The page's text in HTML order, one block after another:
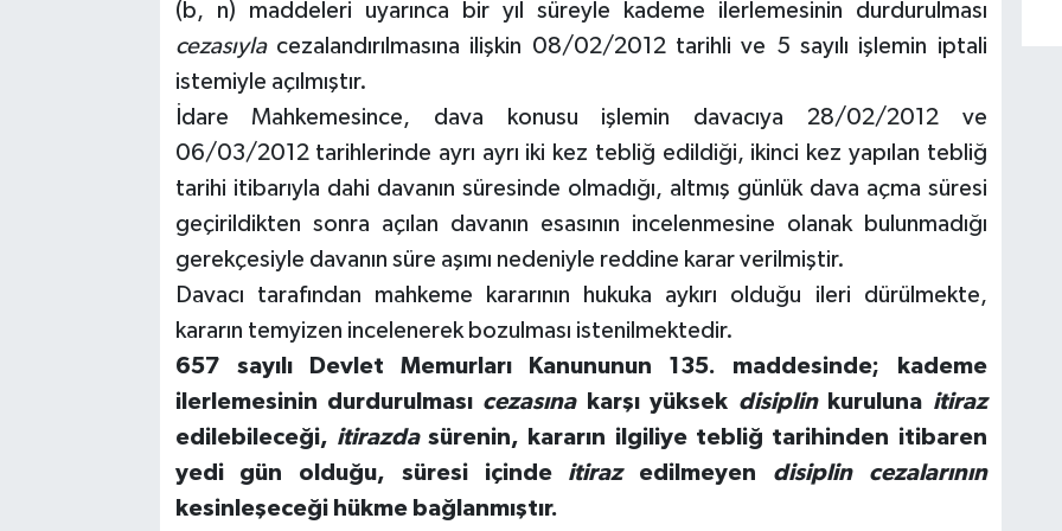
(b, n) maddeleri uyarınca bir yıl süreyle kademe ilerlemesinin durdurulması
cezasıyla cezalandırılmasına ilişkin 08/02/2012 tarihli ve 5 sayılı işlemin iptali
istemiyle açılmıştır.
İdare Mahkemesince, dava konusu işlemin davacıya 28/02/2012 ve
06/03/2012 tarihlerinde ayrı ayrı iki kez tebliğ edildiği, ikinci kez yapılan tebliğ
tarihi itibarıyla dahi davanın süresinde olmadığı, altmış günlük dava açma süresi
geçirildikten sonra açılan davanın esasının incelenmesine olanak bulunmadığı
gerekçesiyle davanın süre aşımı nedeniyle reddine karar verilmiştir.
Davacı tarafından mahkeme kararının hukuka aykırı olduğu ileri dürülmekte,
kararın temyizen incelenerek bozulması istenilmektedir.
657 sayılı Devlet Memurları Kanununun 135. maddesinde; kademe
ilerlemesinin durdurulması cezasınakarşı yüksek disiplinkuruluna itiraz
edilebileceği, itirazdasürenin, kararın ilgiliye tebliğ tarihinden itibaren
yedi gün olduğu, süresi içinde itirazedilmeyen disiplin
cezalarının
kesinleşeceği hükme bağlanmıştır.